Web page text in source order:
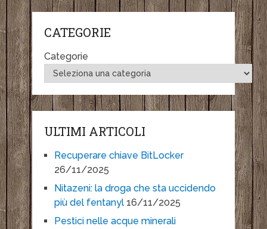
CATEGORIE
Categorie
ULTIMI ARTICOLI
Recuperare chiave BitLocker
26/11/2025
Nitazeni: la droga che sta uccidendo
più del fentanyl 16/11/2025
Pestici nelle acque minerali